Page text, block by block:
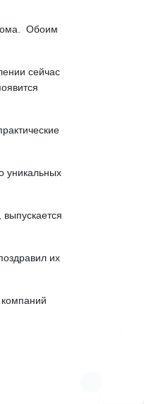
Обоим
сейчас
уникальных
их